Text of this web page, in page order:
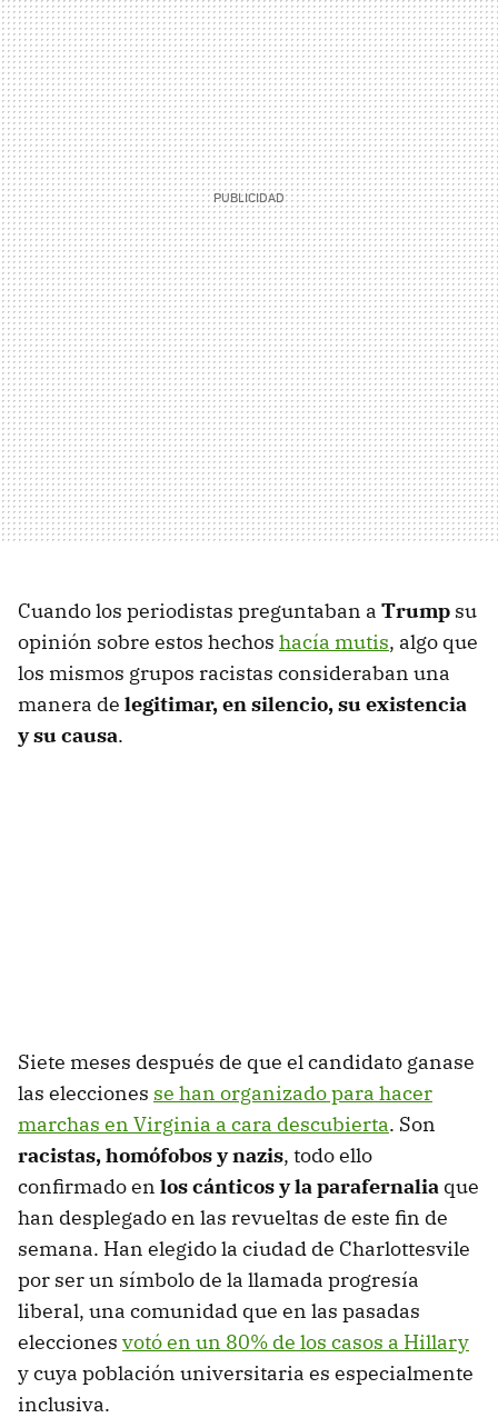
Cuando los periodistas preguntaban a Trump su
opinión sobre estos hechos hacía mutis, algo que
los mismos grupos racistas consideraban una
manera de legitimar, en silencio, su existencia
y su causa.
Siete meses después de que el candidato ganase
las elecciones se han organizado para hacer
marchas en Virginia a cara descubierta. Son
racistas, homófobos y nazis, todo ello
confirmado en los cánticos y la parafernalia que
han desplegado en las revueltas de este fin de
semana. Han elegido la ciudad de Charlottesvile
por ser un símbolo de la llamada progresía
liberal, una comunidad que en las pasadas
elecciones votó en un 80% de los casos a Hillary
y cuya población universitaria es especialmente
inclusiva.